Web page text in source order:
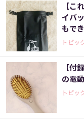
【こ
イバ
もで
トピッ
【付
の電
トピッ